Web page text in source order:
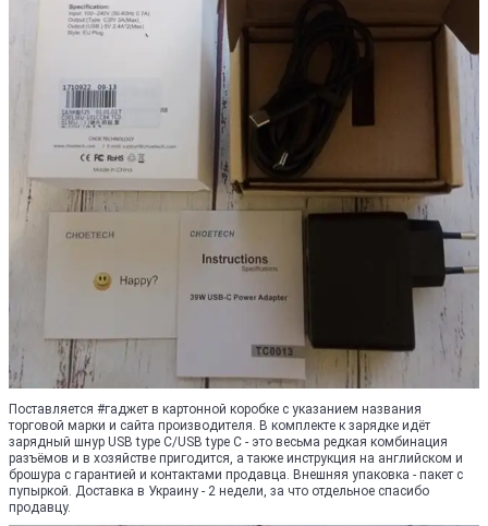
Поставляется #гаджет в картонной коробке с указанием названия
торговой марки и сайта производителя. В комплекте к зарядке идёт
зарядный шнур USB type C/USB type C - это весьма редкая комбинация
разъёмов и в хозяйстве пригодится, а также инструкция на английском и
брошура с гарантией и контактами продавца. Внешняя упаковка - пакет с
пупыркой. Доставка в Украину - 2 недели, за что отдельное спасибо
продавцу.